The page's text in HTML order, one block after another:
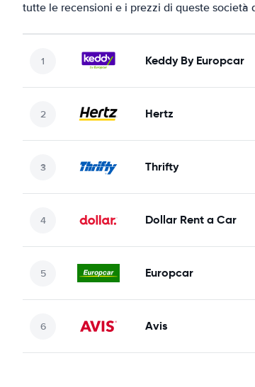
tutte le recensioni e i prezzi di queste società
Keddy By Europcar
Hertz
Thrifty
Dollar Rent a Car
Europcar
Avis